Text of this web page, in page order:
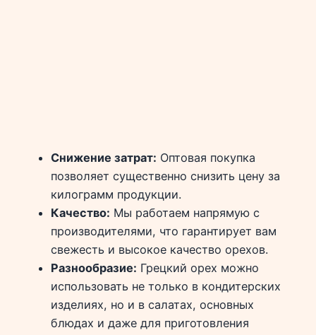
Снижение затрат: Оптовая покупка
позволяет существенно снизить цену за
килограмм продукции.
Качество: Мы работаем напрямую с
производителями, что гарантирует вам
свежесть и высокое качество орехов.
Разнообразие: Грецкий орех можно
использовать не только в кондитерских
изделиях, но и в салатах, основных
блюдах и даже для приготовления